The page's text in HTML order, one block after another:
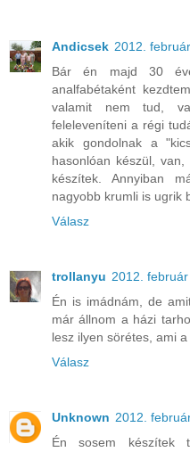
Andicsek 2012.
Bár én majd 30
analfabétaként
valamit nem tud,
feleleveníteni a régi
akik gondolnak a
hasonlóan készül,
készítek. Annyiban
nagyobb krumli is ugrik
Válasz
trollanyu 2012.
Én is imádnám, de
már állnom a házi
lesz ilyen sörétes, ami
Válasz
Unknown 2012.
Én sosem készítek